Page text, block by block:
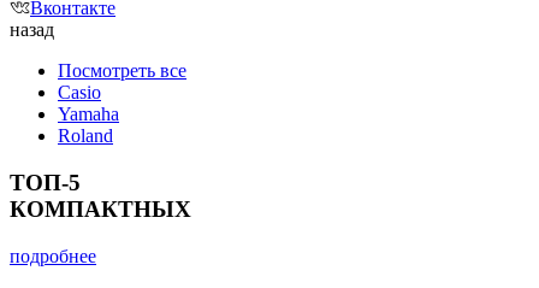
Вконтакте
назад
Посмотреть все
Casio
Yamaha
Roland
ТОП-5
КОМПАКТНЫХ
подробнее